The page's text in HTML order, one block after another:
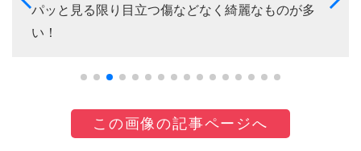
パッと見る限り目立つ傷などなく綺麗なものが多
い！
この画像の記事ページへ